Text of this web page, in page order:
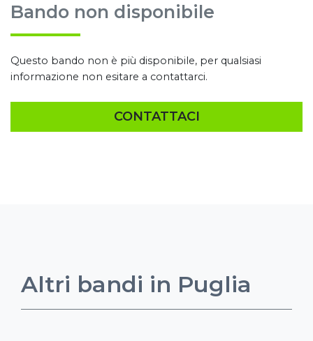
Bando non disponibile
Questo bando non è più disponibile, per qualsiasi
informazione non esitare a contattarci.
CONTATTACI
Altri bandi in Puglia